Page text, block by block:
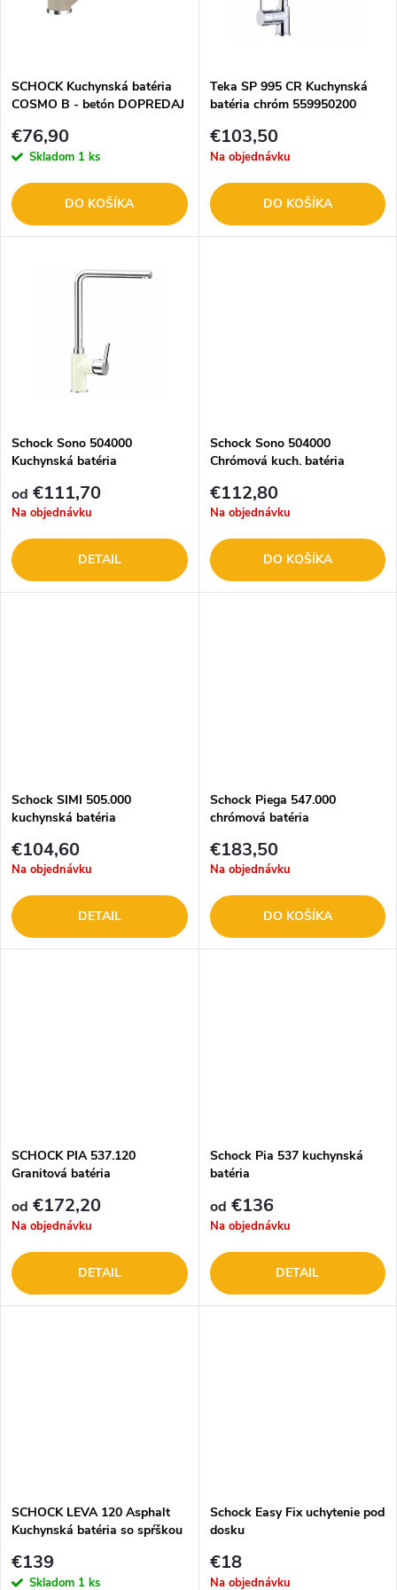
e
p
r
o
o
v
s
p
r
o
o
v
SCHOCK Kuchynská batéria
COSMO B - betón DOPREDAJ
€76,90
Skladom 1 ks
DO KOŠÍKA
Teka SP 995 CR Kuchynská
batéria chróm 559950200
€103,50
Na objednávku
DO KOŠÍKA
Schock Sono 504000
Kuchynská batéria
od €111,70
Na objednávku
DETAIL
Schock Sono 504000
Chrómová kuch. batéria
€112,80
Na objednávku
DO KOŠÍKA
Schock SIMI 505.000
kuchynská batéria
€104,60
Na objednávku
DETAIL
Schock Piega 547.000
chrómová batéria
€183,50
Na objednávku
DO KOŠÍKA
SCHOCK PIA 537.120
Granitová batéria
od €172,20
Na objednávku
DETAIL
Schock Pia 537 kuchynská
batéria
od €136
Na objednávku
DETAIL
SCHOCK LEVA 120 Asphalt
Kuchynská batéria so spŕškou
€139
Skladom 1 ks
Schock Easy Fix uchytenie pod
dosku
€18
Na objednávku